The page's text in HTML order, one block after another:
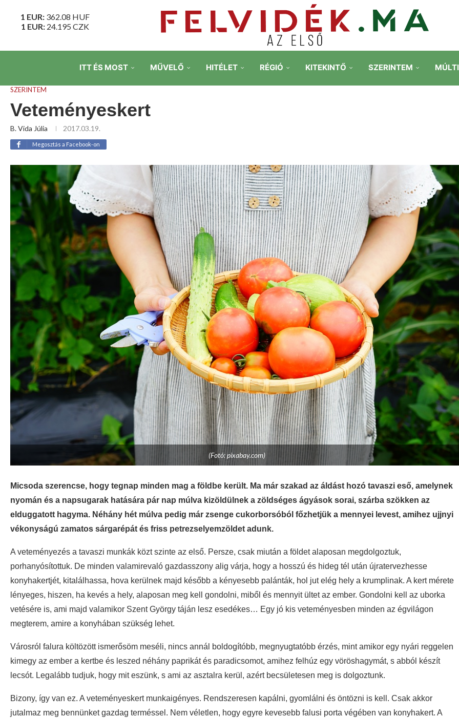
1 EUR: 362.08 HUF
1 EUR: 24.195 CZK
ITT ÉS MOST MŰVELŐ HITÉLET RÉGIÓ KITEKINTŐ SZERINTEM
SZERINTEM
Veteményeskert
B. Vida Júlia 2017.03.19.
Megosztás a Facebook-on
(Fotó: pixabay.com)
Micsoda szerencse, hogy tegnap minden mag a földbe került. Ma már szakad az áldást hozó tavaszi eső, amelynek
nyomán és a napsugarak hatására pár nap múlva kizöldülnek a zöldséges ágyások sorai, szárba szökken az
elduggatott hagyma. Néhány hét múlva pedig már zsenge cukorborsóból főzhetjük a mennyei levest, amihez ujjnyi
vékonyságú zamatos sárgarépát és friss petrezselyemzöldet adunk.
A veteményezés a tavaszi munkák közt szinte az első. Persze, csak miután a földet alaposan megdolgoztuk,
porhanyósítottuk. De minden valamirevaló gazdasszony alig várja, hogy a hosszú és hideg tél után újratervezhesse
konyhakertjét, kitalálhassa, hova kerülnek majd később a kényesebb palánták, hol jut elég hely a krumplinak. A kert mérete
lényeges, hiszen, ha kevés a hely, alaposan meg kell gondolni, miből és mennyit ültet az ember. Gondolni kell az uborka
vetésére is, ami majd valamikor Szent György táján lesz esedékes… Egy jó kis veteményesben minden az égvilágon
megterem, amire a konyhában szükség lehet.
Városról falura költözött ismerősöm meséli, nincs annál boldogítóbb, megnyugtatóbb érzés, mint amikor egy nyári reggelen
kimegy az ember a kertbe és leszed néhány paprikát és paradicsomot, amihez felhúz egy vöröshagymát, s abból készít
lecsót. Legalább tudjuk, hogy mit eszünk, s ami az asztalra kerül, azért becsületesen meg is dolgoztunk.
Bizony, így van ez. A veteményeskert munkaigényes. Rendszeresen kapálni, gyomlálni és öntözni is kell. Csak akkor
jutalmaz meg bennünket gazdag terméssel. Nem véletlen, hogy egyre kevesebb falusi porta végében van konyhakert. A